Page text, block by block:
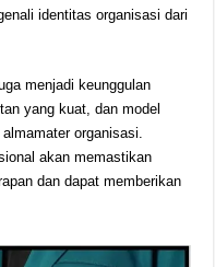
identitas organisasi dari
menjadi keunggulan
yang kuat, dan model
organisasi.
akan memastikan
dan dapat memberikan